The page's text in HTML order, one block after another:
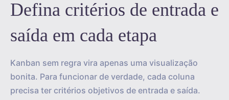
Defina critérios de entrada e
saída em cada etapa
Kanban sem regra vira apenas uma visualização
bonita. Para funcionar de verdade, cada coluna
precisa ter critérios objetivos de entrada e saída.